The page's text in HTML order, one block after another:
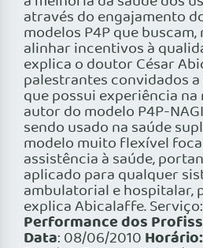
através do engajamento
modelos P4P que buscam,
alinhar incentivos à
explica o doutor César
palestrantes convidados
que possui experiência
autor do modelo P4P-
sendo usado na saúde
modelo muito flexível
assistência à saúde,
aplicado para qualquer
ambulatorial e hospitalar,
explica Abicalaffe.Serviço:
Performance dos
Data: 08/06/2010 Horário: